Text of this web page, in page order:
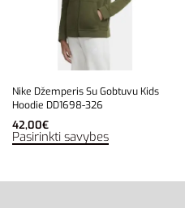
Nike Džemperis Su Gobtuvu Kids
Hoodie DD1698-326
42,00€
Pasirinkti savybes